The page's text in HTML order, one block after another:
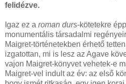
felidézve.
Igaz ez a roman durs-kötetekre
monumentális társadalmi
Maigret-történetekben érhető
izgatottan, mi is lesz az Agave
vajon Maigret-könyvet vehetek-e
Maigret-vel indult az év: az első